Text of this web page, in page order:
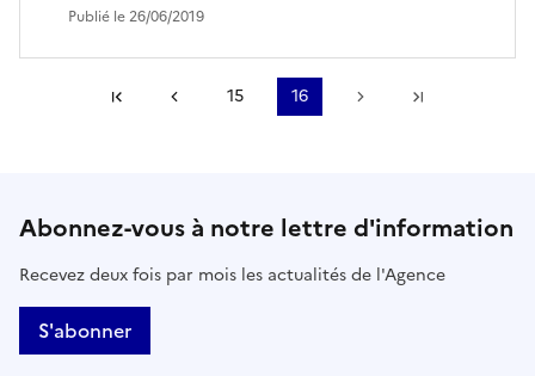
Publié le 26/06/2019
Première pagePage précédente
15 16 Page suivante
Abonnez-vous à notre lettre d'information
Recevez deux fois par mois les actualités de l'Agence
S'abonner